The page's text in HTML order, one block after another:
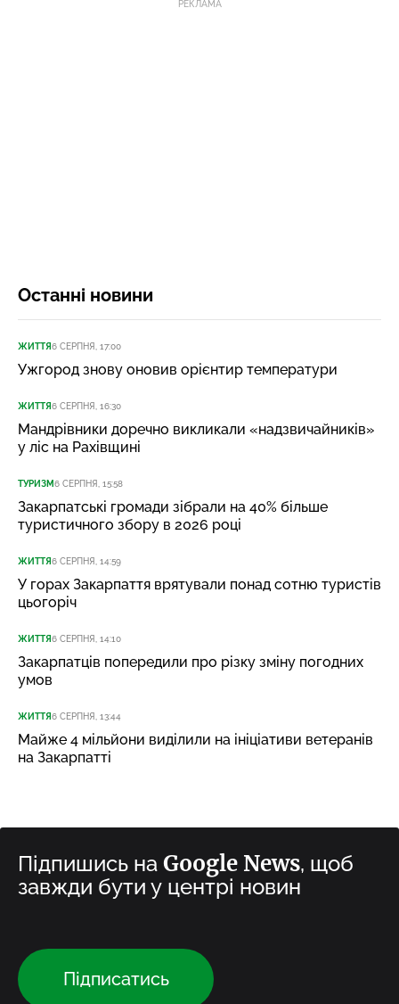
РЕКЛАМА
Останні новини
ЖИТТЯ6 СЕРПНЯ, 17:00
Ужгород знову оновив орієнтир температури
ЖИТТЯ6 СЕРПНЯ, 16:30
Мандрівники доречно викликали «надзвичайників»
у ліс на Рахівщині
ТУРИЗМ6 СЕРПНЯ, 15:58
Закарпатські громади зібрали на 40% більше
туристичного збору в 2026 році
ЖИТТЯ6 СЕРПНЯ, 14:59
У горах Закарпаття врятували понад сотню туристів
цьогоріч
ЖИТТЯ6 СЕРПНЯ, 14:10
Закарпатців попередили про різку зміну погодних
умов
ЖИТТЯ6 СЕРПНЯ, 13:44
Майже 4 мільйони виділили на ініціативи ветеранів
на Закарпатті
Підпишись на Google News, щоб
завжди бути у центрі новин
Підписатись